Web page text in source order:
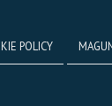
POLICY